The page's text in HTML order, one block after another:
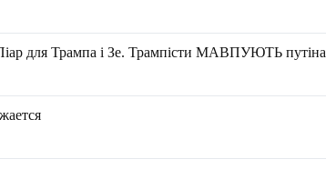
для Трампа і Зе. Трампісти МАВПУЮТЬ путіна